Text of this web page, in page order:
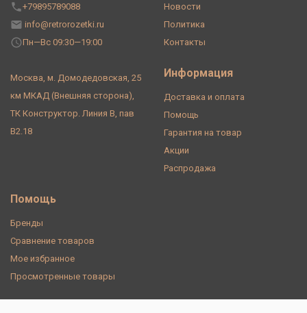
+79895789088
info@retrorozetki.ru
Пн—Вс 09:30—19:00
Москва, м. Домодедовская, 25
км МКАД (Внешняя сторона),
ТК Конструктор. Линия В, пав
В2.18
Новости
Политика
Контакты
Информация
Доставка и оплата
Помощь
Гарантия на товар
Акции
Распродажа
Помощь
Бренды
Сравнение товаров
Мое избранное
Просмотренные товары